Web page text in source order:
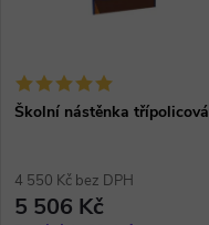
Školní nástěnka třípolicová
4 550 Kč bez DPH
5 506 Kč